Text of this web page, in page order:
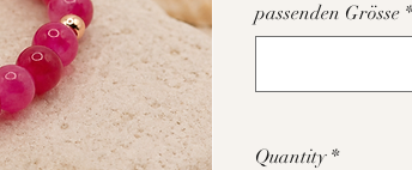
passenden Grösse *
Quantity *